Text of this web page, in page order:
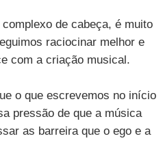
de cabeça, é muito
raciocinar melhor e
com a criação musical.
o que escrevemos no início
pressão de que a música
as barreira que o ego e a